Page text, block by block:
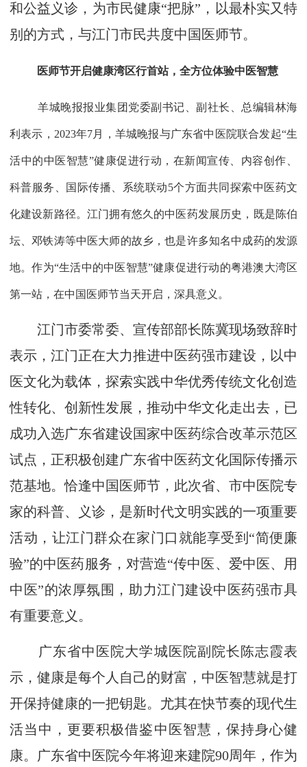
和公益义诊，为市民健康“把脉”，以最朴实又特
别的方式，与江门市民共度中国医师节。
医师节开启健康湾区行首站，全方位体验中医智慧
羊城晚报报业集团党委副书记、副社长、总编辑林海
利表示，2023年7月，羊城晚报与广东省中医院联合发起“生
活中的中医智慧”健康促进行动，在新闻宣传、内容创作、
科普服务、国际传播、系统联动5个方面共同探索中医药文
化建设新路径。江门拥有悠久的中医药发展历史，既是陈伯
坛、邓铁涛等中医大师的故乡，也是许多知名中成药的发源
地。作为“生活中的中医智慧”健康促进行动的粤港澳大湾区
第一站，在中国医师节当天开启，深具意义。
江门市委常委、宣传部部长陈冀现场致辞时
表示，江门正在大力推进中医药强市建设，以中
医文化为载体，探索实践中华优秀传统文化创造
性转化、创新性发展，推动中华文化走出去，已
成功入选广东省建设国家中医药综合改革示范区
试点，正积极创建广东省中医药文化国际传播示
范基地。恰逢中国医师节，此次省、市中医院专
家的科普、义诊，是新时代文明实践的一项重要
活动，让江门群众在家门口就能享受到“简便廉
验”的中医药服务，对营造“传中医、爱中医、用
中医”的浓厚氛围，助力江门建设中医药强市具
有重要意义。
广东省中医院大学城医院副院长陈志霞表
示，健康是每个人自己的财富，中医智慧就是打
开保持健康的一把钥匙。尤其在快节奏的现代生
活当中，更要积极借鉴中医智慧，保持身心健
康。广东省中医院今年将迎来建院90周年，作为